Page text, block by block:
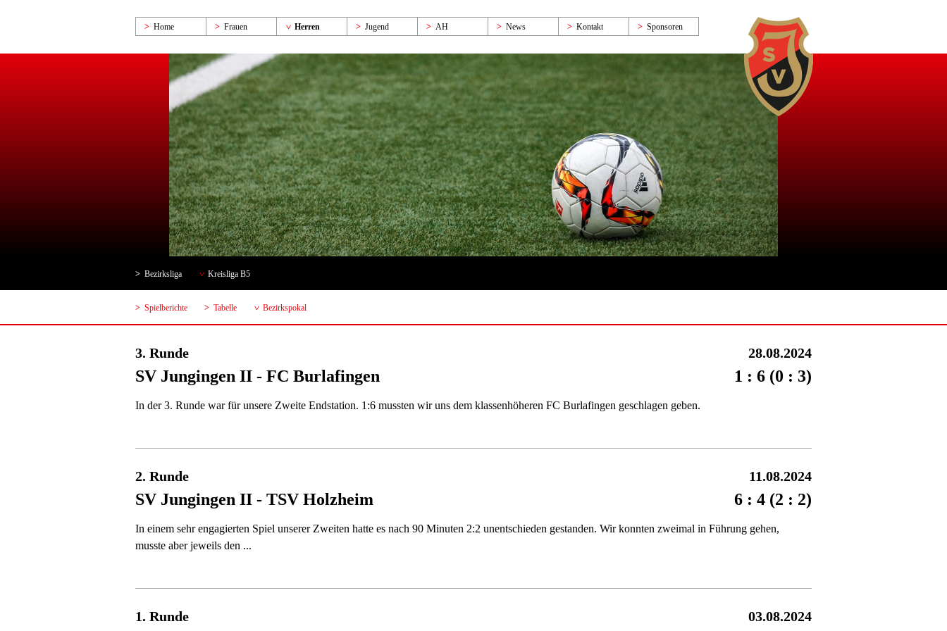
Home Frauen Herren Jugend AH News Kontakt Sponsoren
Bezirksliga Kreisliga B5
Spielberichte Tabelle Bezirkspokal
3. Runde 28.08.2024
SV Jungingen II - FC Burlafingen 1 : 6 (0 : 3)
In der 3. Runde war für unsere Zweite Endstation. 1:6 mussten wir uns dem klassenhöheren FC Burlafingen geschlagen geben.
2. Runde 11.08.2024
SV Jungingen II - TSV Holzheim 6 : 4 (2 : 2)
In einem sehr engagierten Spiel unserer Zweiten hatte es nach 90 Minuten 2:2 unentschieden gestanden. Wir konnten zweimal in Führung gehen,
musste aber jeweils den ...
1. Runde 03.08.2024